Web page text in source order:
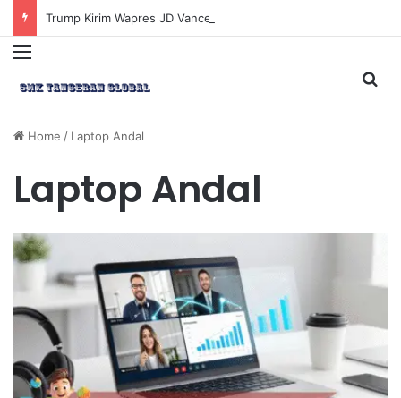
Menu
Home / Laptop Andal
Laptop Andal